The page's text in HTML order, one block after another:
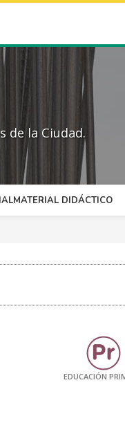
de la Ciudad.
MATERIAL DIDÁCTICO
EDUCACIÓN